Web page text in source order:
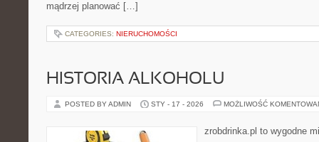
mądrzej planować […]
CATEGORIES: NIERUCHOMOŚCI
HISTORIA ALKOHOLU
POSTED BY ADMIN STY - 17 - 2026 MOŻLIWOŚĆ
zrobdrinka.pl to wygodne